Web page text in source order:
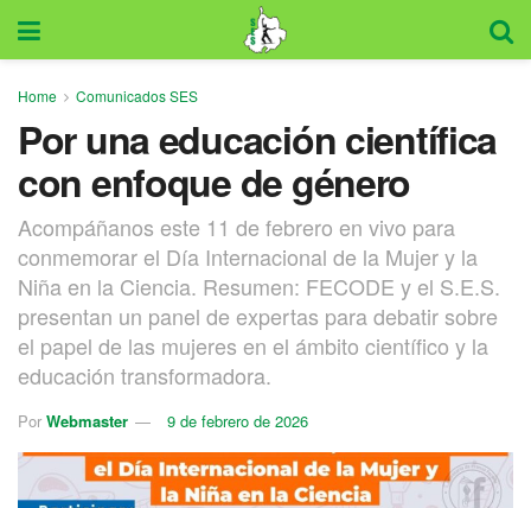
Home Comunicados SES
Por una educación científica
con enfoque de género
Acompáñanos este 11 de febrero en vivo para
conmemorar el Día Internacional de la Mujer y la
Niña en la Ciencia. Resumen: FECODE y el S.E.S.
presentan un panel de expertas para debatir sobre
el papel de las mujeres en el ámbito científico y la
educación transformadora.
Por Webmaster 9 de febrero de 2026